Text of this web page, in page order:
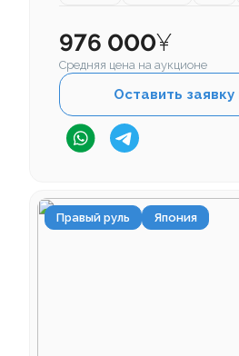
976 000¥
Средняя цена на аукционе
Оставить заявку
Правый руль Япония